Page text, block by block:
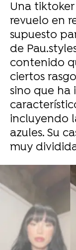
Una
revuelo en
supuesto
de
contenido
ciertos
sino que ha
incluyendo
azules. Su
muy